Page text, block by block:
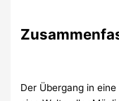
Der Übergang in